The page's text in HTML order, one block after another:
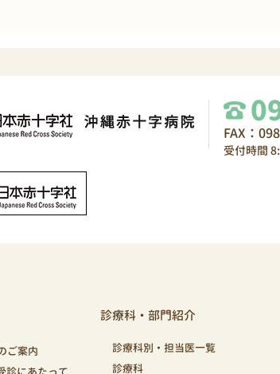
FAX：
受付時間
ご案内
診療科・部門紹介
診療科別・担当医一覧
診療科